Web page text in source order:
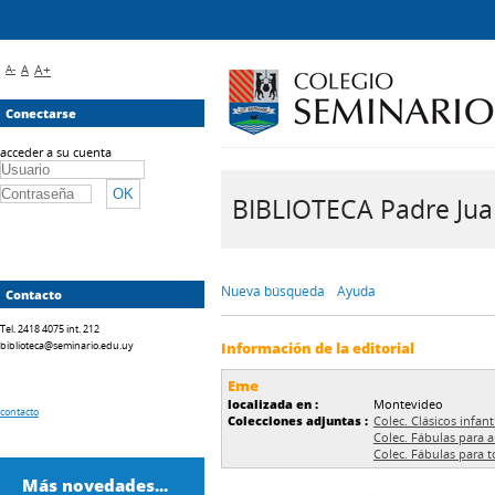
BIBLIOTECA Padre
Nueva búsqueda Ayuda
Información de la editorial
Eme
localizada en :
Montevideo
Colecciones adjuntas : Colec. Clásicos
Colec. Fábulas para
Colec. Fábulas para
A- A A+
Conectarse
acceder a su cuenta
Contacto
Tel. 2418 4075 int. 212
biblioteca@seminario.edu.uy
contacto
Más novedades...